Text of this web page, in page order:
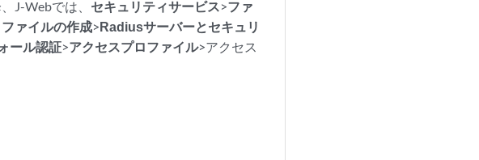
J-Webでは、 セキュリティサービス>ファ
ァイルの作成>Radiusサーバーとセキュリ
ール認証>アクセスプロファイル>アクセス